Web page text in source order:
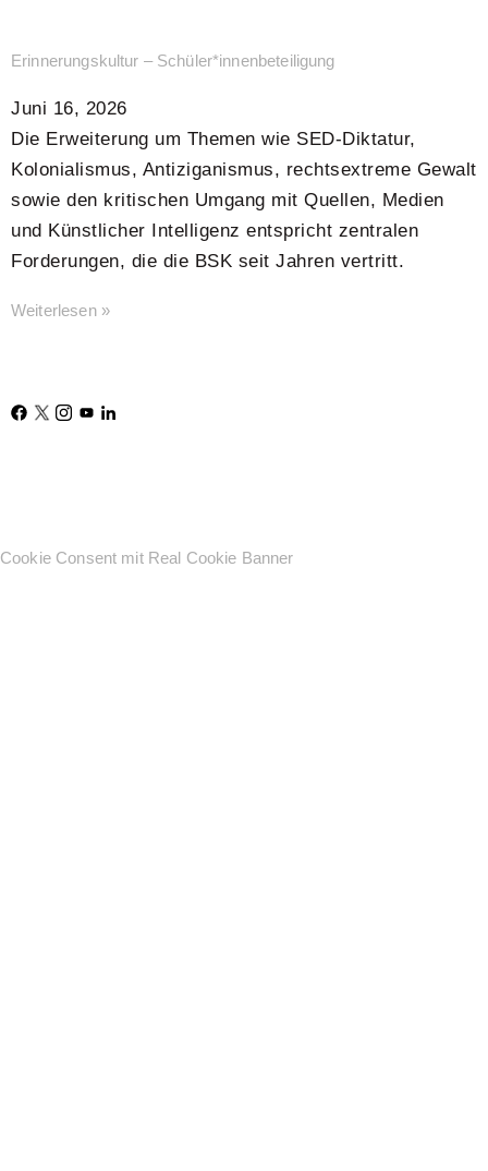
Erinnerungskultur – Schüler*innenbeteiligung
Juni 16, 2026
Die Erweiterung um Themen wie SED-Diktatur,
Kolonialismus, Antiziganismus, rechtsextreme Gewalt
sowie den kritischen Umgang mit Quellen, Medien
und Künstlicher Intelligenz entspricht zentralen
Forderungen, die die BSK seit Jahren vertritt.
Weiterlesen »
Cookie Consent mit Real Cookie Banner